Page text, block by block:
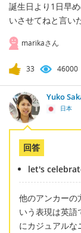
誕生日より1日早
いさせてねと言い
marikaさん
33 46000
Yuko
日本
回答
let's
他のアンカーの
いう表現は英
にカジュアル